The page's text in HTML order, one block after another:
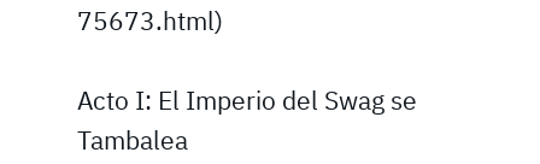
75673.html)
Acto I: El Imperio del Swag se
Tambalea